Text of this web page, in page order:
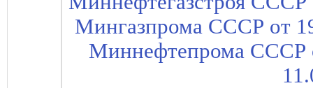
Мингазпрома СССР от
Миннефтепрома СССР